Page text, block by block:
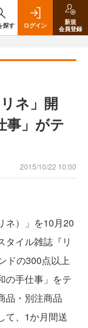
探す ログイン
新規
会員登録
ネ」開
事」がテ
2015/10/22 10:00
ネ）」を10月20
タイル雑誌『リ
ドの300点以上
の手仕事」をテ
品・別注商品
て、1か月間送